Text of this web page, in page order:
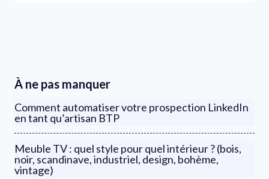
À ne pas manquer
Comment automatiser votre prospection LinkedIn
en tant qu’artisan BTP
Meuble TV : quel style pour quel intérieur ? (bois,
noir, scandinave, industriel, design, bohème,
vintage)